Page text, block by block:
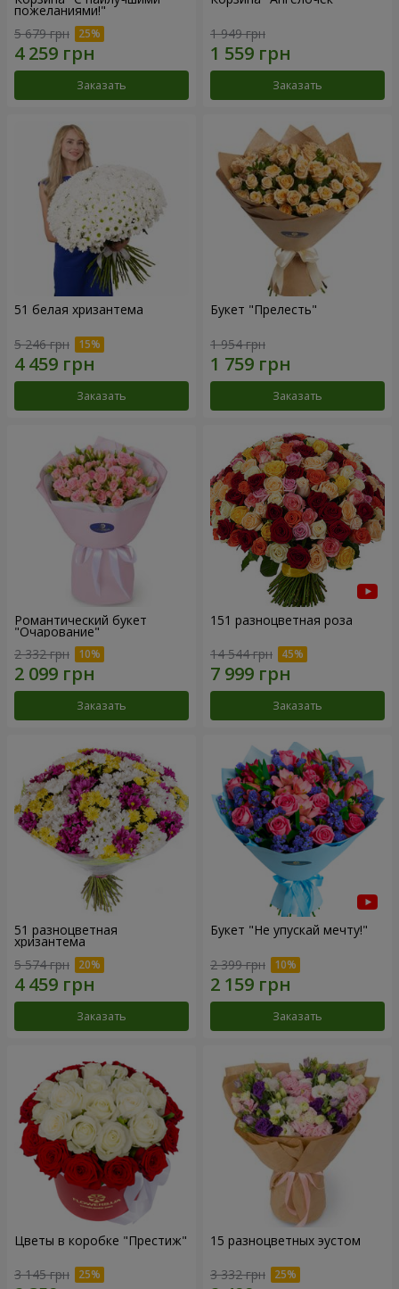
пожеланиями!"
5 679 грн
Заказать
1 949 грн
Заказать
51 белая хризантема
5 246 грн
Заказать
Букет "Прелесть"
1 954 грн
Заказать
Романтический букет
"Очарование"
2 332 грн
Заказать
151 разноцветная роза
14 544 грн
Заказать
51 разноцветная
хризантема
5 574 грн
Заказать
Букет "Не упускай мечту!"
2 399 грн
Заказать
Цветы в коробке "Престиж"
3 145 грн
15 разноцветных эустом
3 332 грн